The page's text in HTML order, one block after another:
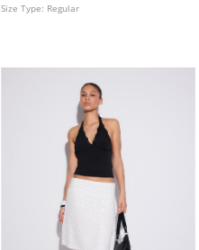
Size Type: Regular